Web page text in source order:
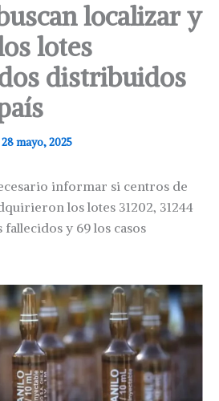
localizar y
lotes
distribuidos
28 mayo, 2025
informar si centros de
los lotes 31202, 31244
fallecidos y 69 los casos